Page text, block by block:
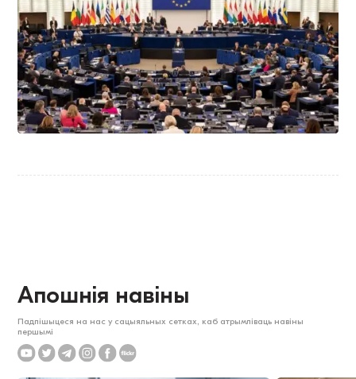
Апошнія навіны
Падпішыцеся на нас у сацыяльных сетках, каб атрымліваць навіны
першымі